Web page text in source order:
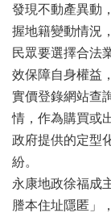
民
意
交
流
下
載
專
區
主
題
發現不動產異動
握地籍變動情況
民眾要選擇合法
效保障自身權益
實價登錄網站查
情，作為購買或
政府提供的定型
紛。
永康地政徐福成
謄本住址隱匿」